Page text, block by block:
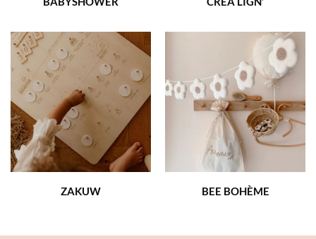
ZAKUW BEE BOHÈME